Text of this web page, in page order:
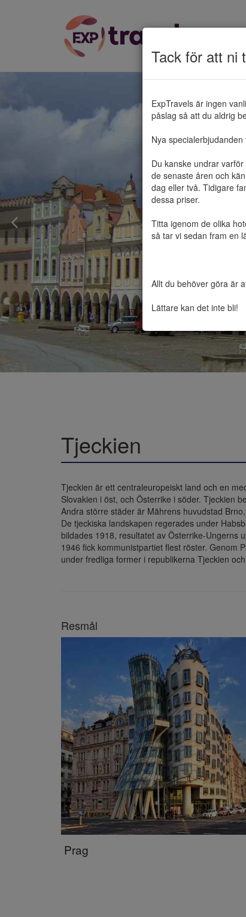
Tack för att ni
ExpTravels är ingen
påslag så att du aldrig
Nya
Du kanske undrar
de senaste åren och
dag eller två. Tidigare
dessa priser.
Titta igenom de olika
så tar vi sedan fram en
Allt du behöver göra är
Lättare kan det inte bli!
Tjeckien
Tjeckien är ett centraleuropeiskt land och en
Slovakien i öst, och Österrike i söder. Tjeckien
Andra större städer är Mährens huvudstad
De tjeckiska landskapen regerades under
bildades 1918, resultatet av Österrike-Ungerns
1946 fick kommunistpartiet flest röster. Genom
under fredliga former i republikerna Tjeckien
Resmål
Prag